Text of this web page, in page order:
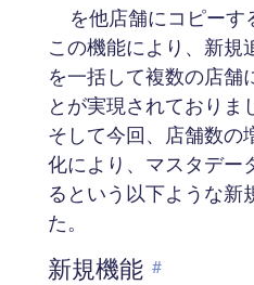
を他店舗にコピーす
この機能により、新規
を一括して複数の店舗
とが実現されておりま
そして今回、店舗数の
化により、マスタデー
るという以下ような新
た。
新規機能 #